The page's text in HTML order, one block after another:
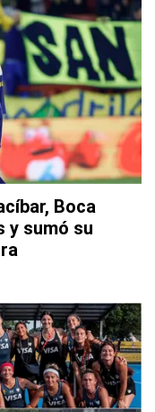
Boca
y sumó su